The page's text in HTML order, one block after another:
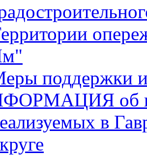
поддержки
об
в